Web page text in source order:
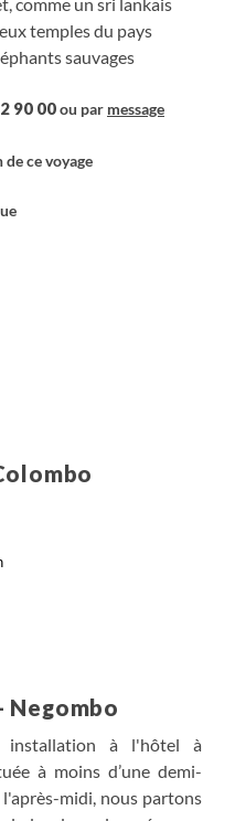
temples du pays
sauvages
90 00ou par message
ce voyage
Negombo
installation à l'hôtel à
à moins d’une demi-
l'après-midi, nous partons